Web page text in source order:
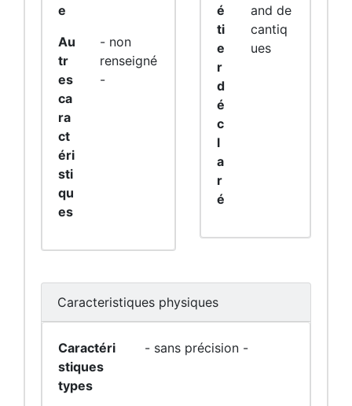
e
Au
tr
es
ca
ra
ct
éri
sti
qu
es
- non
renseigné
-
é
ti
e
r
d
é
c
l
a
r
é
and de
cantiq
ues
Caracteristiques physiques
Caractéri
stiques
types
- sans précision -